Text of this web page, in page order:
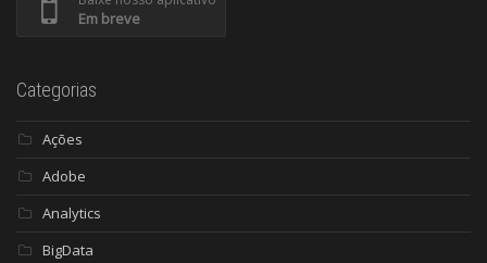
Em breve
Categorias
Ações
Adobe
Analytics
BigData